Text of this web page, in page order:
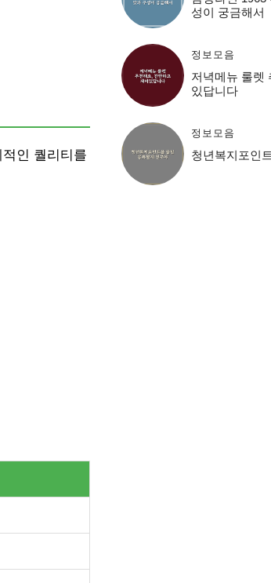
인 퀄리티를
성이 궁금해서
정보모음
저녁메뉴 룰렛
있답니다
정보모음
청년복지포인